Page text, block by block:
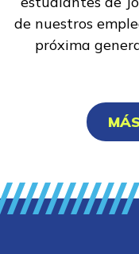
de nuestros
próxima